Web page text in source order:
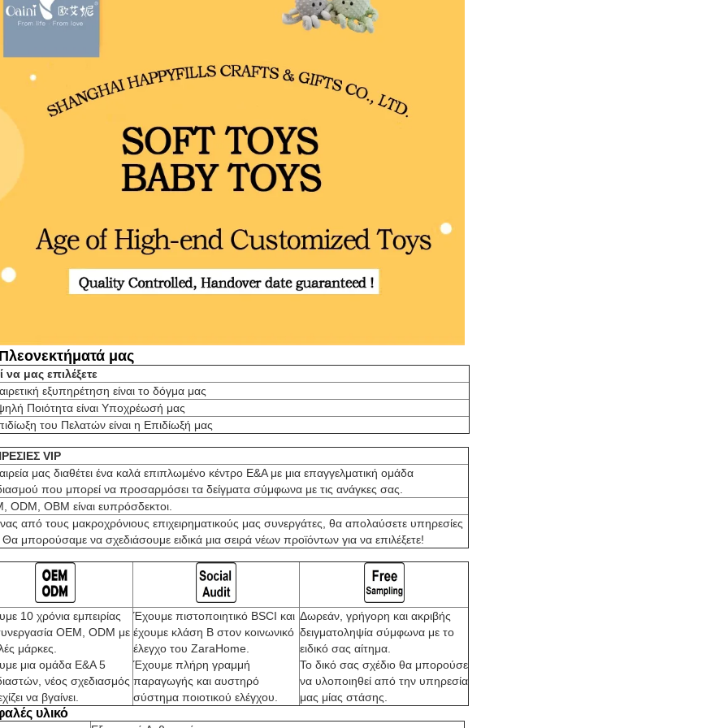
μας
να μας επιλέξετε
εξυπηρέτηση είναι το δόγμα μας
Ποιότητα είναι Υποχρέωσή μας
του Πελατών είναι η Επιδίωξή μας
VIP
μας διαθέτει ένα καλά επιπλωμένο κέντρο Ε&Α με μια επαγγελματική ομάδα
που μπορεί να προσαρμόσει τα δείγματα σύμφωνα με τις ανάγκες σας.
ODM, OBM είναι ευπρόσδεκτοι.
από τους μακροχρόνιους επιχειρηματικούς μας συνεργάτες, θα απολαύσετε υπηρεσίες
μπορούσαμε να σχεδιάσουμε ειδικά μια σειρά νέων προϊόντων για να επιλέξετε!
10 χρόνια εμπειρίας
OEM, ODM με
μάρκες.
μια ομάδα Ε&Α 5
νέος σχεδιασμός
να βγαίνει.
Έχουμε πιστοποιητικό BSCI και
έχουμε κλάση Β στον κοινωνικό
έλεγχο του ZaraHome.
Έχουμε πλήρη γραμμή
παραγωγής και αυστηρό
σύστημα ποιοτικού ελέγχου.
Δωρεάν, γρήγορη και ακριβής
δειγματοληψία σύμφωνα με το
ειδικό σας αίτημα.
Το δικό σας σχέδιο θα μπορούσε
να υλοποιηθεί από την υπηρεσία
μας μίας στάσης.
υλικό